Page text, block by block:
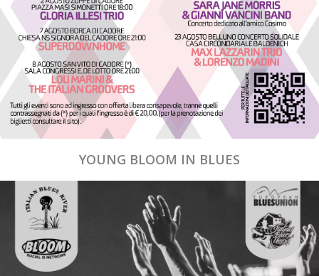
YOUNG BLOOM IN BLUES